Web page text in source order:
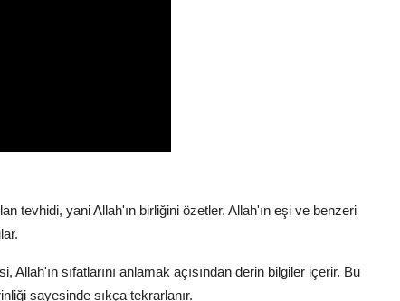
tevhidi, yani Allah'ın birliğini özetler. Allah'ın eşi ve benzeri
Allah'ın sıfatlarını anlamak açısından derin bilgiler içerir. Bu
sayesinde sıkça tekrarlanır.